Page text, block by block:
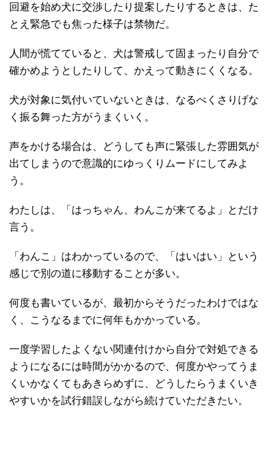
回避を始め犬に交渉したり提案したりするときは、た
とえ緊急でも焦った様子は禁物だ。
人間が慌てていると、犬は警戒して固まったり自分で
確かめようとしたりして、かえって動きにくくなる。
犬が対象に気付いていないときは、なるべくさりげな
く振る舞った方がうまくいく。
声をかける場合は、どうしても声に緊張した雰囲気が
出てしまうので意識的にゆっくりムードにしてみよ
う。
わたしは、「はっちゃん、わんこが来てるよ」とだけ
言う。
「わんこ」はわかっているので、「はいはい」という
感じで別の道に移動することが多い。
何度も書いているが、最初からそうだったわけではな
く、こうなるまでに何年もかかっている。
一度学習したよくない関連付けから自分で対処できる
ようになるには時間がかかるので、何度かやってうま
くいかなくてもあきらめずに、どうしたらうまくいき
やすいかを試行錯誤しながら続けていただきたい。